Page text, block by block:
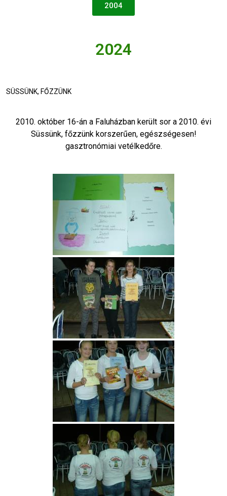
2004
2024
SÜSSÜNK, FŐZZÜNK
2010. október 16-án a Faluházban került sor a 2010. évi
Süssünk, főzzünk korszerűen, egészségesen!
gasztronómiai vetélkedőre.